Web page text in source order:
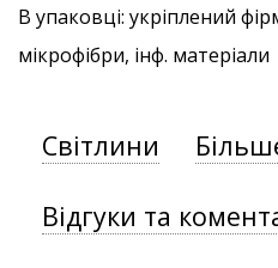
В упаковці: укріплений
мікрофібри, інф. матеріали
Світлини
Відгуки та